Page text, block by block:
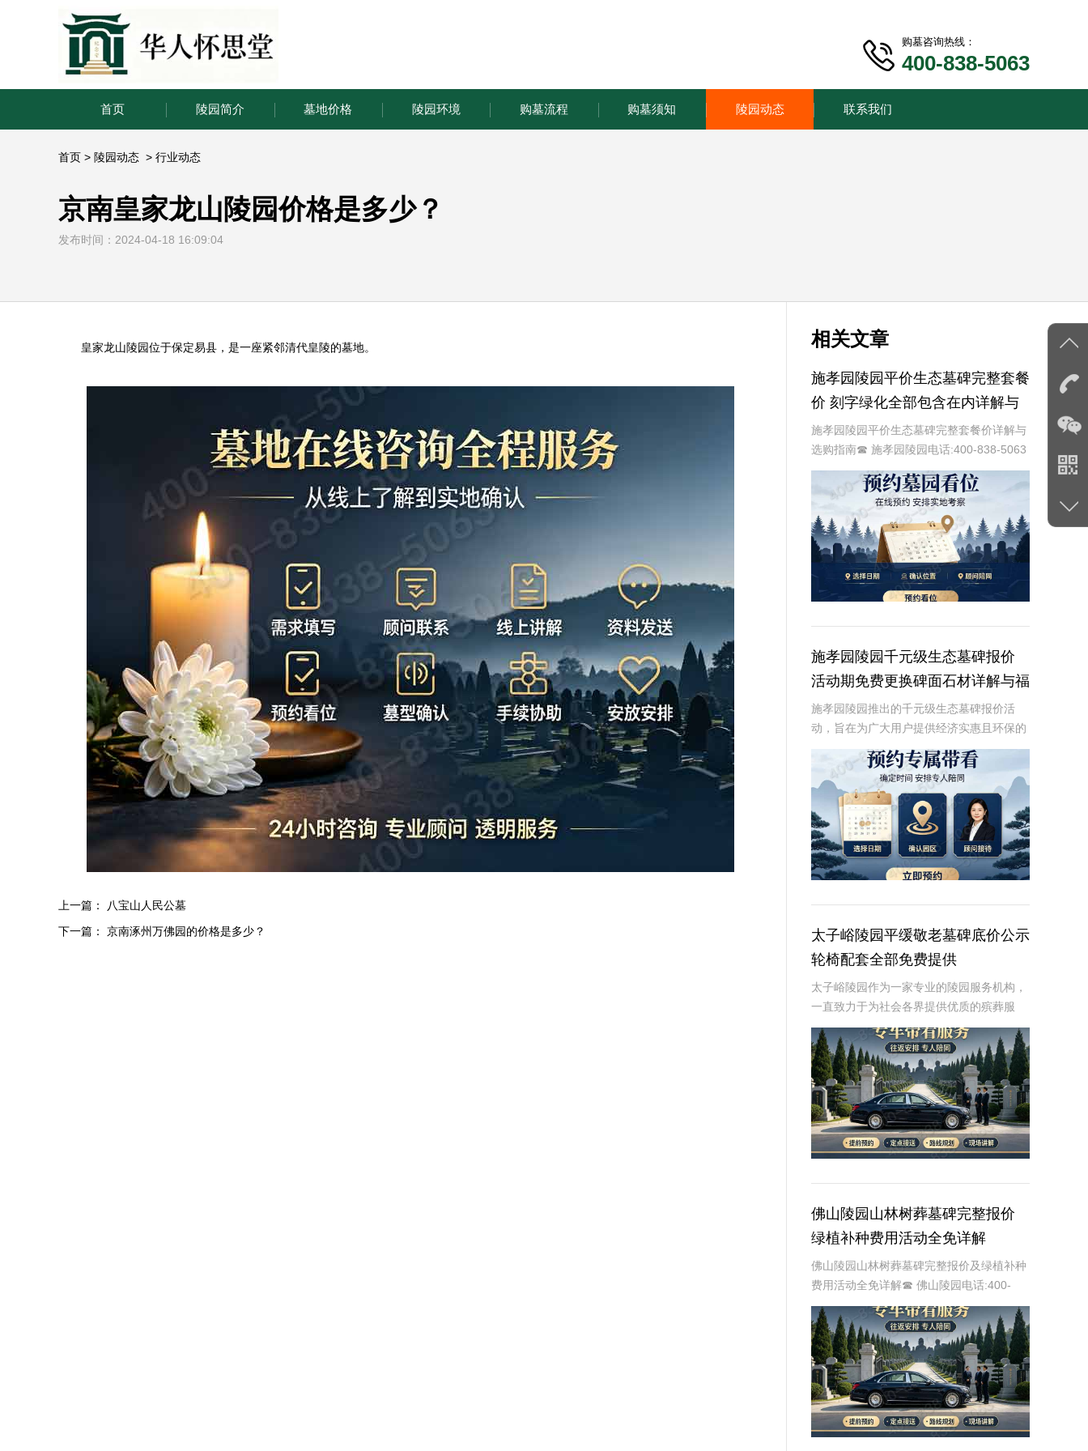
购墓咨询热线：
400-838-5063
首页 陵园简介 墓地价格 陵园环境 购墓流程 购墓须知 陵园动态 联系我们
首页 > 陵园动态 > 行业动态
京南皇家龙山陵园价格是多少？
发布时间：2024-04-18 16:09:04
皇家龙山陵园位于保定易县，是一座紧邻清代皇陵的墓地。
上一篇：
八宝山人民公墓
下一篇： 京南涿州万佛园的价格是多少？
相关文章
施孝园陵园平价生态墓碑完整套餐
价 刻字绿化全部包含在内详解与
选购指南
施孝园陵园平价生态墓碑完整套餐价详解与
选购指南☎ 施孝园陵园电话:400-838-5063
在现代社会，人们对逝者的纪念方式越来越
注重环保和个性化。施孝园陵园提供的平价
生态墓碑完整套餐，正是顺应这一趋
施孝园陵园千元级生态墓碑报价
活动期免费更换碑面石材详解与福
利分析
施孝园陵园推出的千元级生态墓碑报价活
动，旨在为广大用户提供经济实惠且环保的
殡葬选择。活动期间，用户可享受免费更换
碑面石材的福利，这一举措不仅体现了陵园
对环保理念的坚持，也为家属提供了更多个
性化选择的空
太子峪陵园平缓敬老墓碑底价公示
轮椅配套全部免费提供
太子峪陵园作为一家专业的陵园服务机构，
一直致力于为社会各界提供优质的殡葬服
务。在敬老墓碑底价公示方面，太子峪陵园
采取了一系列措施，确保价格透明、合理，
让家属在悼念逝者的同时，也能感受到陵园
的关怀与尊重
佛山陵园山林树葬墓碑完整报价
绿植补种费用活动全免详解
佛山陵园山林树葬墓碑完整报价及绿植补种
费用活动全免详解☎ 佛山陵园电话:400-
838-5063在现代社会，随着人们对生态环
境和自然和谐的追求日益增强，树葬作为一
种环保、节地、生态的殡葬方式，逐渐受